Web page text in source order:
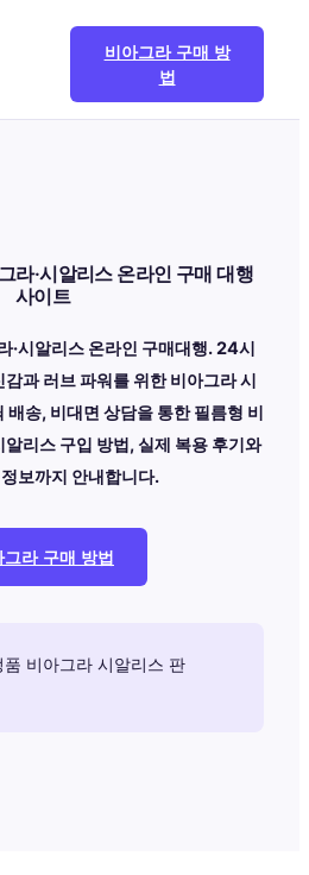
비아그라 구매 방
법
라·시알리스 온라인 구매 대행
사이트
·시알리스 온라인 구매대행. 24시
과 러브 파워를 위한 비아그라 시
배송, 비대면 상담을 통한 필름형 비
리스 구입 방법, 실제 복용 후기와
보까지 안내합니다.
그라 구매 방법